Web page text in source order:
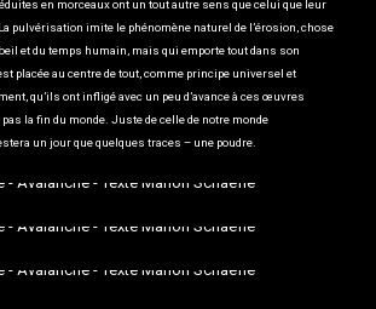
en morceaux ont un tout autre sens que celui que leur
pulvérisation imite le phénomène naturel de l’érosion, chose
et du temps humain, mais qui emporte tout dans son
placée au centre de tout, comme principe universel et
qu’ils ont infligé avec un peu d’avance à ces œuvres
la fin du monde. Juste de celle de notre monde
un jour que quelques traces – une poudre.